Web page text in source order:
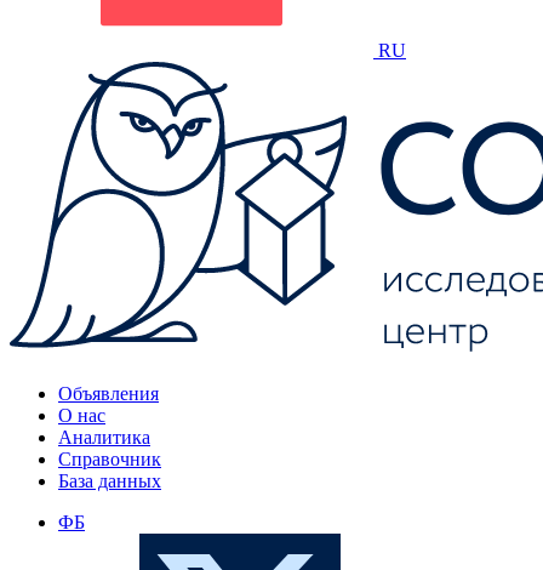
RU
Объявления
О нас
Аналитика
Справочник
База данных
ФБ